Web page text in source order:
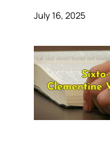
July 16, 2025